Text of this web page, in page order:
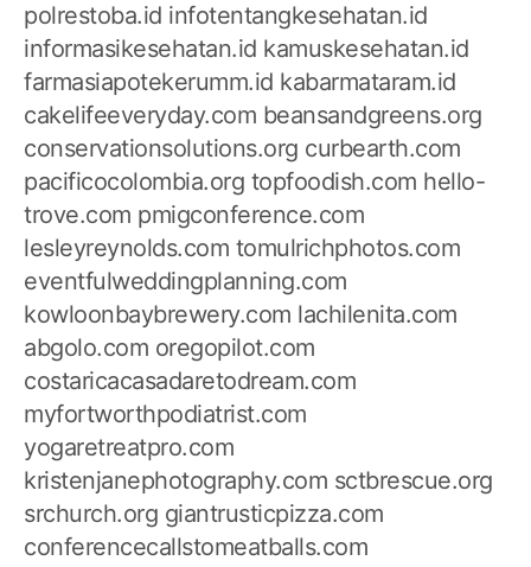
polrestoba.id infotentangkesehatan.id
informasikesehatan.id kamuskesehatan.id
farmasiapotekerumm.id kabarmataram.id
cakelifeeveryday.com beansandgreens.org
conservationsolutions.org curbearth.com
pacificocolombia.org topfoodish.com hello-
trove.com pmigconference.com
lesleyreynolds.com tomulrichphotos.com
eventfulweddingplanning.com
kowloonbaybrewery.com lachilenita.com
abgolo.com oregopilot.com
costaricacasadaretodream.com
myfortworthpodiatrist.com
yogaretreatpro.com
kristenjanephotography.com sctbrescue.org
srchurch.org giantrusticpizza.com
conferencecallstomeatballs.com